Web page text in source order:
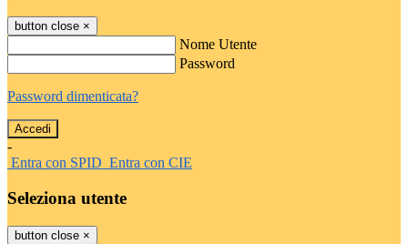
button close ×
Nome Utente
Password
Password dimenticata?
-
Entra con SPID Entra con CIE
Seleziona utente
button close ×